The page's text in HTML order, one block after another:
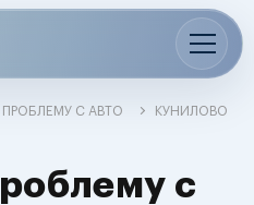
ПРОБЛЕМУ С АВТО КУНИЛОВО
с